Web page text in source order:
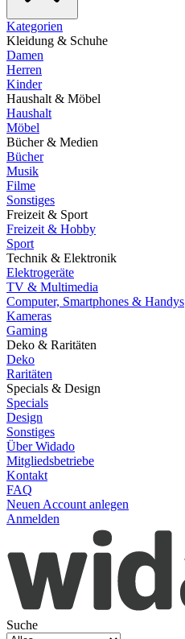
Kategorien
Kleidung & Schuhe
Damen
Herren
Kinder
Haushalt & Möbel
Haushalt
Möbel
Bücher & Medien
Bücher
Musik
Filme
Sonstiges
Freizeit & Sport
Freizeit & Hobby
Sport
Technik & Elektronik
Elektrogeräte
TV & Multimedia
Computer, Smartphones & Handys
Kameras
Gaming
Deko & Raritäten
Deko
Raritäten
Specials & Design
Specials
Design
Sonstiges
Über Widado
Mitgliedsbetriebe
Kontakt
FAQ
Neuen Account anlegen
Anmelden
Suche